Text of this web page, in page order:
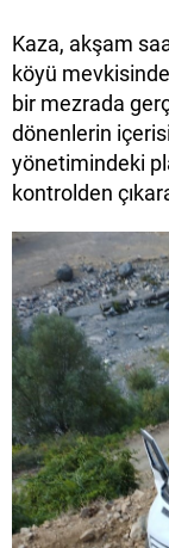
Kaza, akşam
köyü
bir mezrada
dönenlerin
yönetimindeki
kontrolden